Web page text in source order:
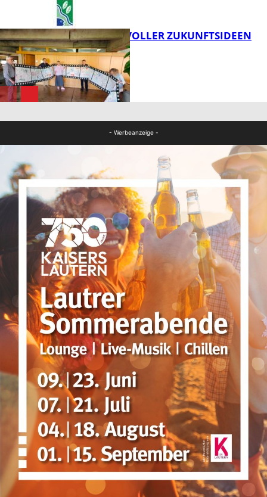
FB Kultur
FILMROLLE VOLLER ZUKUNFTSIDEEN
- Werbeanzeige -